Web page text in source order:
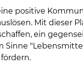
positive
Mit dieser
ein
Sinne